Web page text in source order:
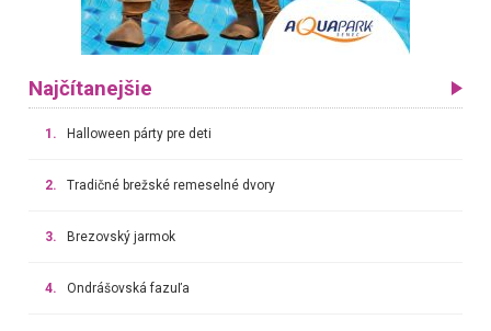
Najčítanejšie
1. Halloween párty pre deti
2. Tradičné brežské remeselné dvory
3. Brezovský jarmok
4. Ondrášovská fazuľa